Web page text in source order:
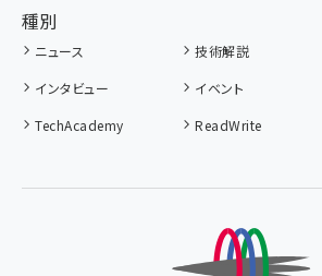
種別
ニュース 技術解説
インタビュー
イベント
TechAcademy
ReadWrite